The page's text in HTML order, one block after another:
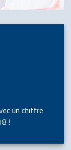
un chiffre
!